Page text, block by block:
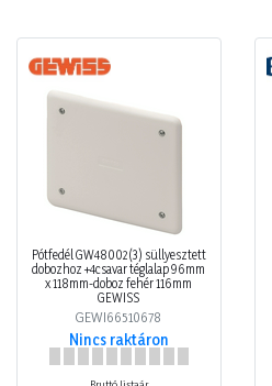
Pótfedél GW48002(3) süllyesztett
dobozhoz +4csavar téglalap 96mm
x 118mm-doboz fehér 116mm
GEWISS
GEWI66510678
Nincs raktáron